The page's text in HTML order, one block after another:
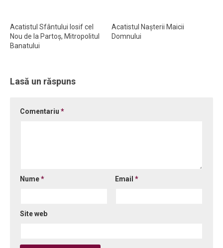
Acatistul Sfântului Iosif cel
Nou de la Partoş, Mitropolitul
Banatului
Acatistul Nașterii Maicii
Domnului
Lasă un răspuns
Comentariu *
Nume* Email*
Site web